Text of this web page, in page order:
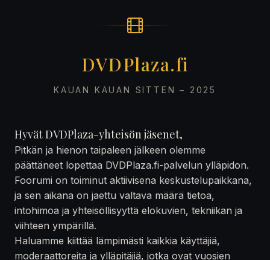
DVDPlaza.fi
KAUAN KAUAN SITTEN – 2025
Hyvät DVDPlaza-yhteisön jäsenet,
Pitkän ja hienon taipaleen jälkeen olemme
päättäneet lopettaa DVDPlaza.fi-palvelun ylläpidon.
Foorumi on toiminut aktiivisena keskustelupaikkana,
ja sen aikana on jaettu valtava määrä tietoa,
intohimoa ja yhteisöllisyyttä elokuvien, tekniikan ja
viihteen ympärillä.
Haluamme kiittää lämpimästi kaikkia käyttäjiä,
moderaattoreita ja ylläpitäjiä, jotka ovat vuosien